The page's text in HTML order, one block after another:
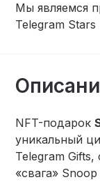
Мы являемся
Telegram Stars
NFT-подарок
уникальный
Telegram
«свага» Snoop